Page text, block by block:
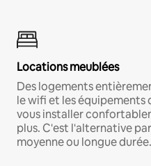
Locations meublées
Des logements
le wifi et les équipements
vous installer
plus. C'est l'alternative
moyenne ou longue durée.